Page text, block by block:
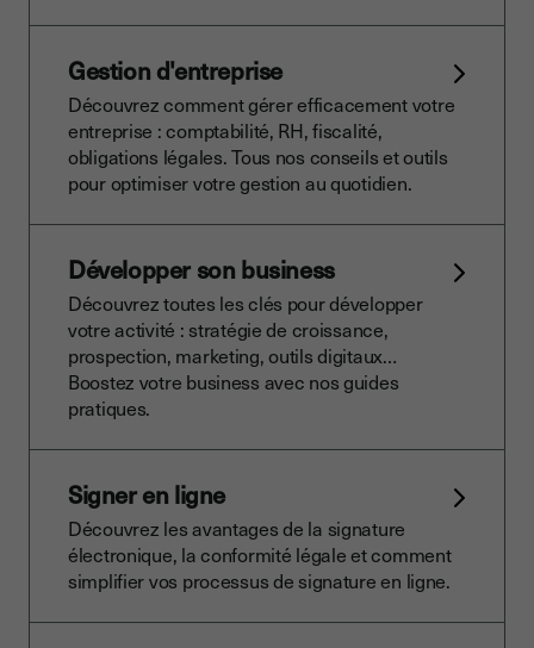
Gestion d'entreprise
Découvrez comment gérer efficacement votre
entreprise : comptabilité, RH, fiscalité,
obligations légales. Tous nos conseils et outils
pour optimiser votre gestion au quotidien.
Développer son business
Découvrez toutes les clés pour développer
votre activité : stratégie de croissance,
prospection, marketing, outils digitaux…
Boostez votre business avec nos guides
pratiques.
Signer en ligne
Découvrez les avantages de la signature
électronique, la conformité légale et comment
simplifier vos processus de signature en ligne.